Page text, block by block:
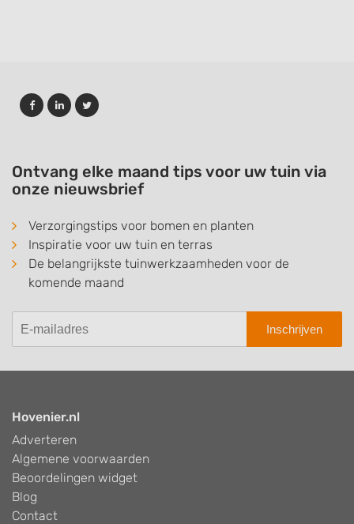
Ontvang elke maand tips voor uw tuin via
onze nieuwsbrief
Verzorgingstips voor bomen en planten
Inspiratie voor uw tuin en terras
De belangrijkste tuinwerkzaamheden voor de
komende maand
Inschrijven
Hovenier.nl
Adverteren
Algemene voorwaarden
Beoordelingen widget
Blog
Contact